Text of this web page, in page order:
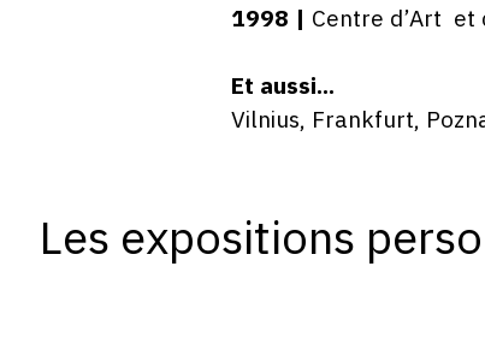
1998 | Centre d’Art et
Et aussi...
Vilnius, Frankfurt,
Les expositions